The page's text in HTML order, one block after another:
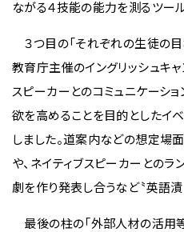
ながる４技能の能力を測るツー
３つ目の「それぞれの生徒の
教育庁主催のイングリッシュキ
スピーカーとのコミュニケーシ
欲を高めることを目的としたイ
しました。道案内などの想定場
や、ネイティブスピーカーとの
劇を作り発表し合うなど〝英語漬
最後の柱の「外部人材の活用